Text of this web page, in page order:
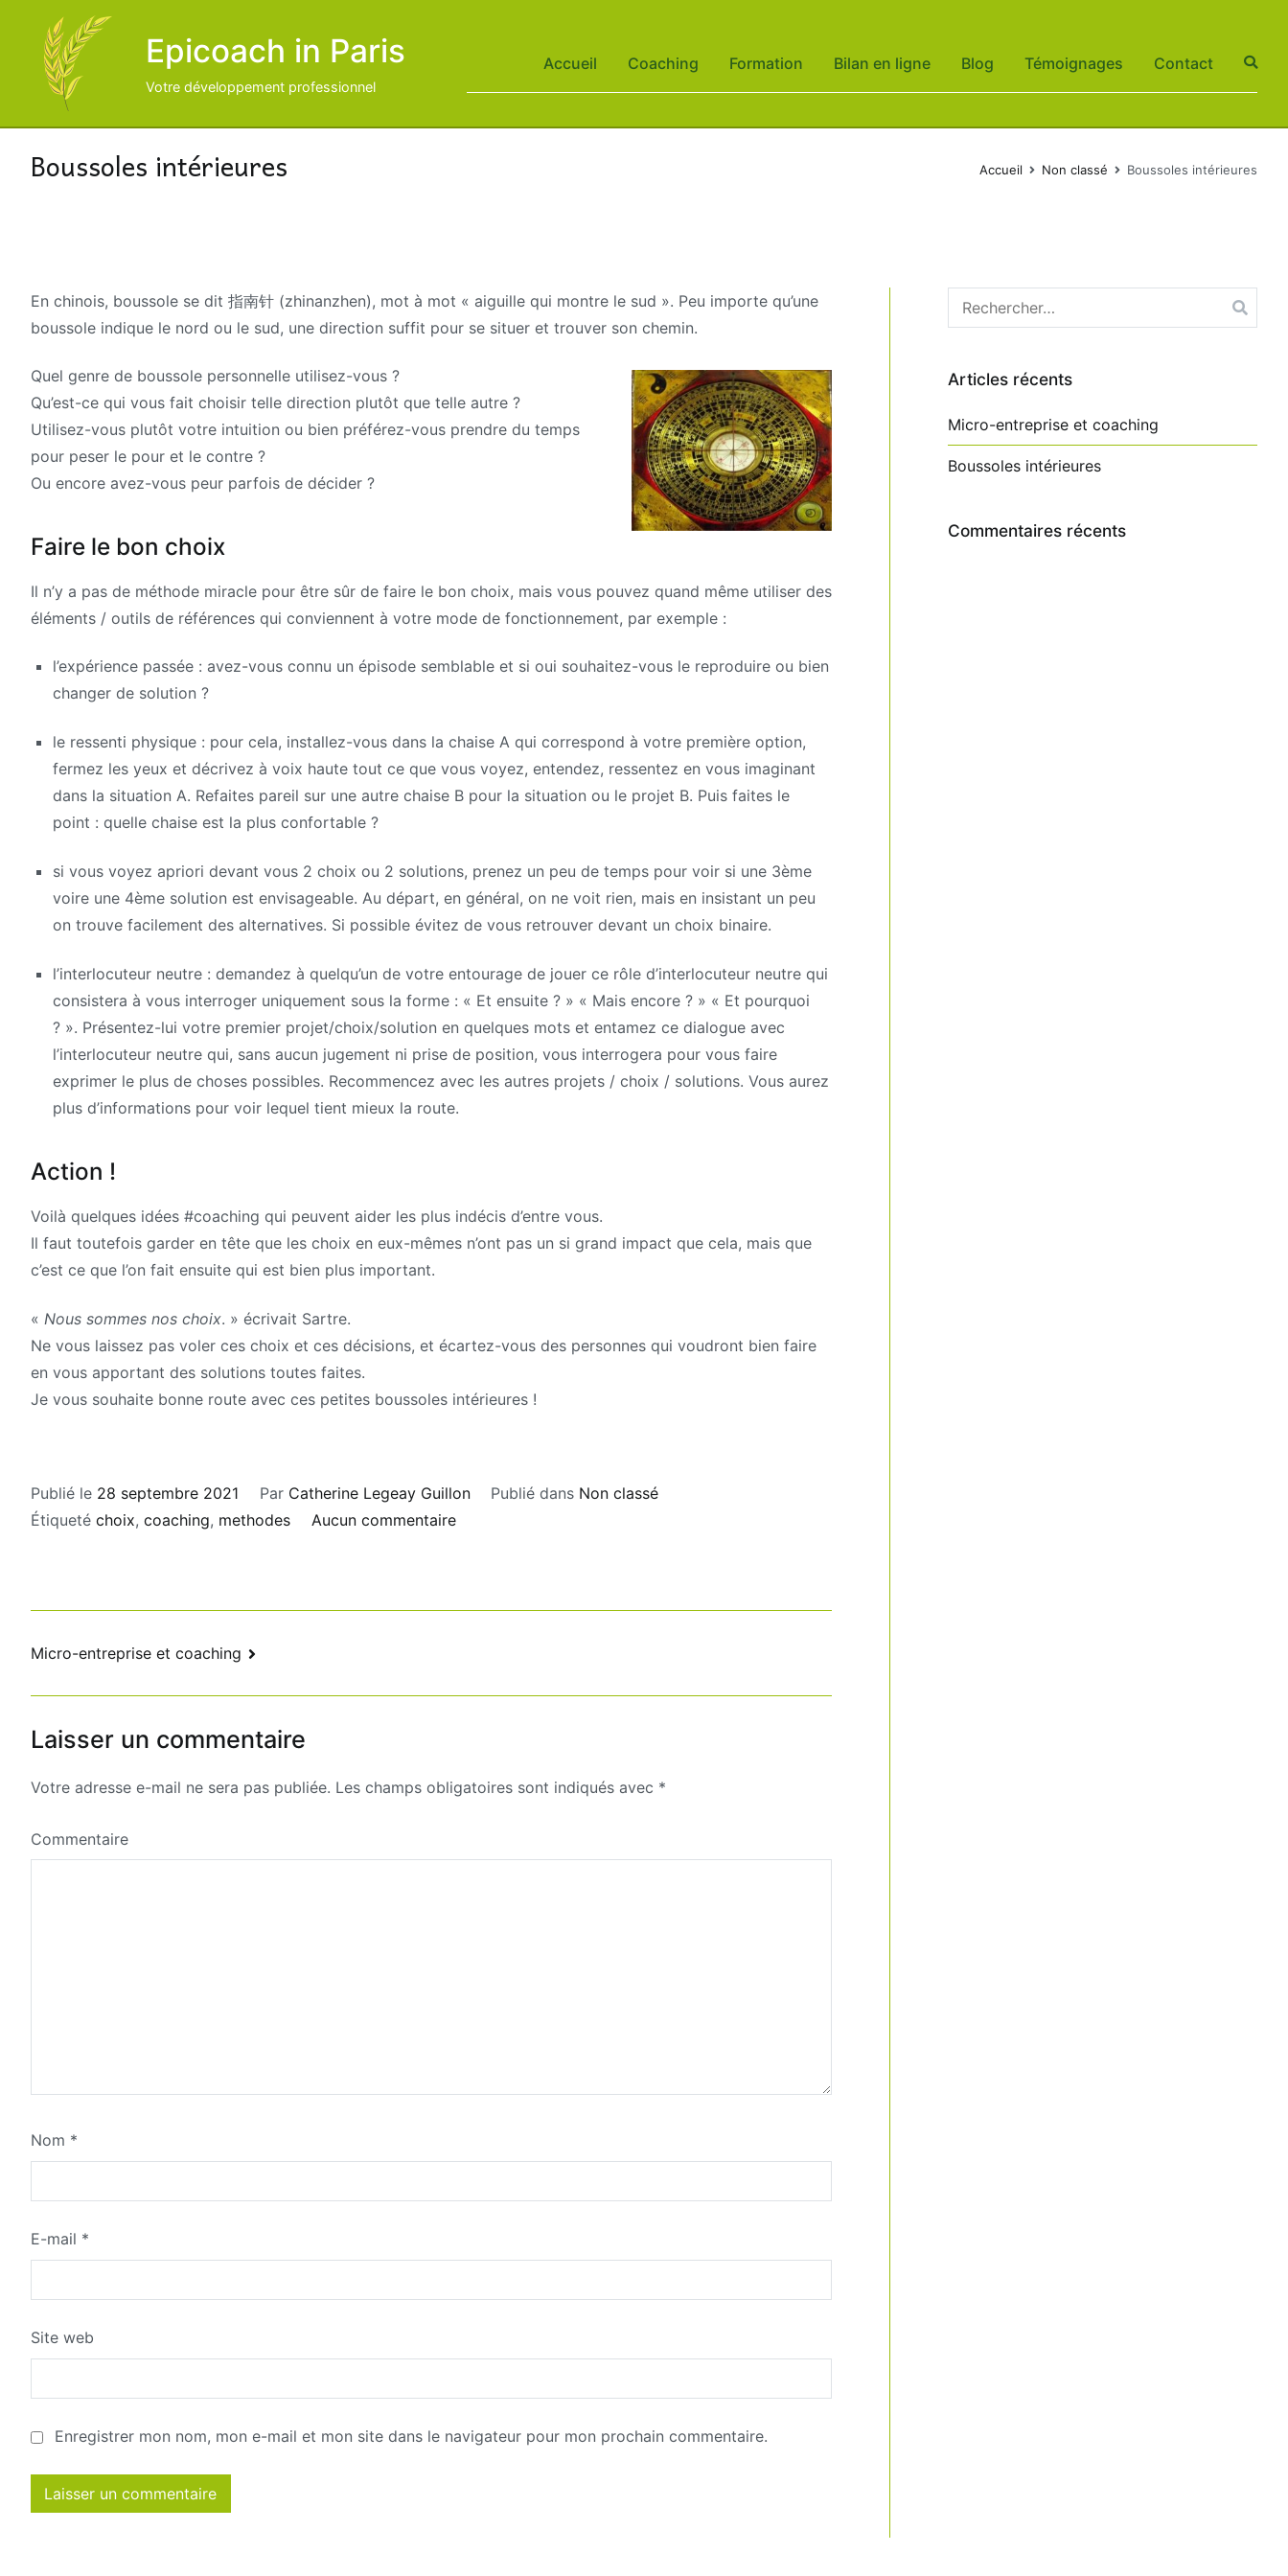
contenu
Epicoach in Paris
Votre développement professionnel
Accueil Coaching Formation Bilan en ligne Blog Témoignages Contact
Boussoles intérieures Accueil Non classé Boussoles intérieures
En chinois, boussole se dit 指南针 (zhinanzhen), mot à mot « aiguille qui montre le sud ». Peu importe qu’une
boussole indique le nord ou le sud, une direction suffit pour se situer et trouver son chemin.
Quel genre de boussole personnelle utilisez-vous ?
Qu’est-ce qui vous fait choisir telle direction plutôt que telle autre ?
Utilisez-vous plutôt votre intuition ou bien préférez-vous prendre du temps
pour peser le pour et le contre ?
Ou encore avez-vous peur parfois de décider ?
Faire le bon choix
Il n’y a pas de méthode miracle pour être sûr de faire le bon choix, mais vous pouvez quand même utiliser des
éléments / outils de références qui conviennent à votre mode de fonctionnement, par exemple :
l’expérience passée : avez-vous connu un épisode semblable et si oui souhaitez-vous le reproduire ou bien
changer de solution ?
le ressenti physique : pour cela, installez-vous dans la chaise A qui correspond à votre première option,
fermez les yeux et décrivez à voix haute tout ce que vous voyez, entendez, ressentez en vous imaginant
dans la situation A. Refaites pareil sur une autre chaise B pour la situation ou le projet B. Puis faites le
point : quelle chaise est la plus confortable ?
si vous voyez apriori devant vous 2 choix ou 2 solutions, prenez un peu de temps pour voir si une 3ème
voire une 4ème solution est envisageable. Au départ, en général, on ne voit rien, mais en insistant un peu
on trouve facilement des alternatives. Si possible évitez de vous retrouver devant un choix binaire.
l’interlocuteur neutre : demandez à quelqu’un de votre entourage de jouer ce rôle d’interlocuteur neutre qui
consistera à vous interroger uniquement sous la forme : « Et ensuite ? » « Mais encore ? » « Et pourquoi
? ». Présentez-lui votre premier projet/choix/solution en quelques mots et entamez ce dialogue avec
l’interlocuteur neutre qui, sans aucun jugement ni prise de position, vous interrogera pour vous faire
exprimer le plus de choses possibles. Recommencez avec les autres projets / choix / solutions. Vous aurez
plus d’informations pour voir lequel tient mieux la route.
Action !
Voilà quelques idées #coaching qui peuvent aider les plus indécis d’entre vous.
Il faut toutefois garder en tête que les choix en eux-mêmes n’ont pas un si grand impact que cela, mais que
c’est ce que l’on fait ensuite qui est bien plus important.
« Nous sommes nos choix. » écrivait Sartre.
Ne vous laissez pas voler ces choix et ces décisions, et écartez-vous des personnes qui voudront bien faire
en vous apportant des solutions toutes faites.
Je vous souhaite bonne route avec ces petites boussoles intérieures !
Publié le 28 septembre 2021 Par Catherine Legeay Guillon Publié dans Non classé
Étiqueté choix, coaching, methodes Aucun commentairesur
Navigation
de
l’article
Micro-entreprise et coaching
Laisser un commentaire
Votre adresse e-mail ne sera pas publiée. Les champs obligatoires sont indiqués avec *
Commentaire
Nom *
E-mail *
Site web
Enregistrer mon nom, mon e-mail et mon site dans le navigateur pour mon prochain commentaire.
Rechercher :
Articles récents
Micro-entreprise et coaching
Boussoles intérieures
Commentaires récents